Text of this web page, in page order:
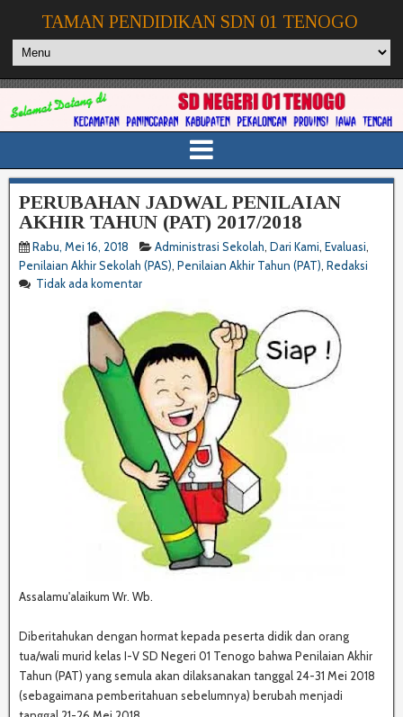
TAMAN PENDIDIKAN SDN 01 TENOGO
PERUBAHAN JADWAL PENILAIAN
AKHIR TAHUN (PAT) 2017/2018
Rabu, Mei 16, 2018 Administrasi Sekolah, Dari Kami, Evaluasi,
Penilaian Akhir Sekolah (PAS), Penilaian Akhir Tahun (PAT), Redaksi
Tidak ada komentar
Assalamu'alaikum Wr. Wb.
Diberitahukan dengan hormat kepada peserta didik dan orang
tua/wali murid kelas I-V SD Negeri 01 Tenogo bahwa Penilaian Akhir
Tahun (PAT) yang semula akan dilaksanakan tanggal 24-31 Mei 2018
(sebagaimana pemberitahuan sebelumnya) berubah menjadi